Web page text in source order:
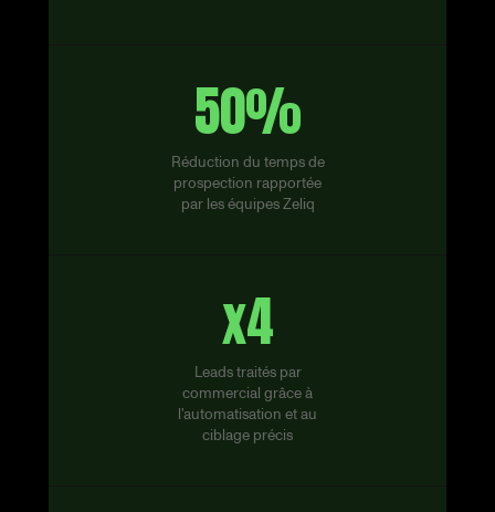
50%
Réduction du temps de
prospection rapportée
par les équipes Zeliq
x4
Leads traités par
commercial grâce à
l'automatisation et au
ciblage précis